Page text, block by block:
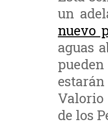
un
nuevo
aguas
de los